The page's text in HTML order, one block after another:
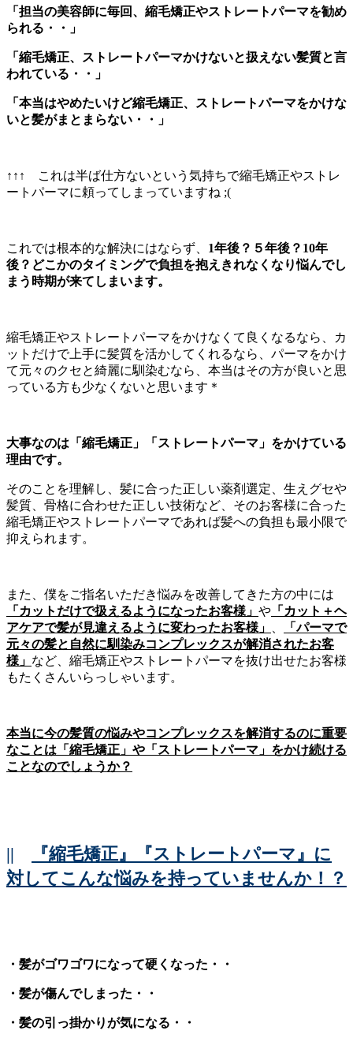
「担当の美容師に毎回、縮毛矯正やストレートパーマを勧め
られる・・」
「縮毛矯正、ストレートパーマかけないと扱えない髪質と言
われている・・」
「本当はやめたいけど縮毛矯正、ストレートパーマをかけな
いと髪がまとまらない・・」
↑↑↑ これは半ば仕方ないという気持ちで縮毛矯正やストレ
ートパーマに頼ってしまっていますね ;(
これでは根本的な解決にはならず、 1年後？５年後？10年
後？どこかのタイミングで負担を抱えきれなくなり悩んでし
まう時期が来てしまいます。
縮毛矯正やストレートパーマをかけなくて良くなるなら、カ
ットだけで上手に髪質を活かしてくれるなら、パーマをかけ
て元々のクセと綺麗に馴染むなら、本当はその方が良いと思
っている方も少なくないと思います＊
大事なのは「縮毛矯正」「ストレートパーマ」をかけている
理由です。
そのことを理解し、髪に合った正しい薬剤選定、生えグセや
髪質、骨格に合わせた正しい技術など、そのお客様に合った
縮毛矯正やストレートパーマであれば髪への負担も最小限で
抑えられます。
また、僕をご指名いただき悩みを改善してきた方の中には
「カットだけで扱えるようになったお客様」 や 「カット＋ヘ
アケアで髪が見違えるように変わったお客様」
「パーマで
元々の髪と自然に馴染みコンプレックスが解消されたお客
様」 など、縮毛矯正やストレートパーマを抜け出せたお客様
もたくさんいらっしゃいます。
本当に今の髪質の悩みやコンプレックスを解消するのに重要
なことは「縮毛矯正」や「ストレートパーマ」をかけ続ける
ことなのでしょうか？
||
『縮毛矯正』『ストレートパーマ』に
対してこんな悩みを持っていませんか！？
・髪がゴワゴワになって硬くなった・・
・髪が傷んでしまった・・
・髪の引っ掛かりが気になる・・